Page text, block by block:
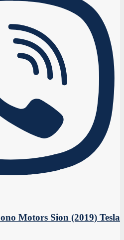
Motors Sion (2019) Tesla